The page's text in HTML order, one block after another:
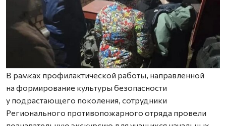
В рамках профилактической работы, направленной
на формирование культуры безопасности
у подрастающего поколения, сотрудники
Регионального противопожарного отряда провели